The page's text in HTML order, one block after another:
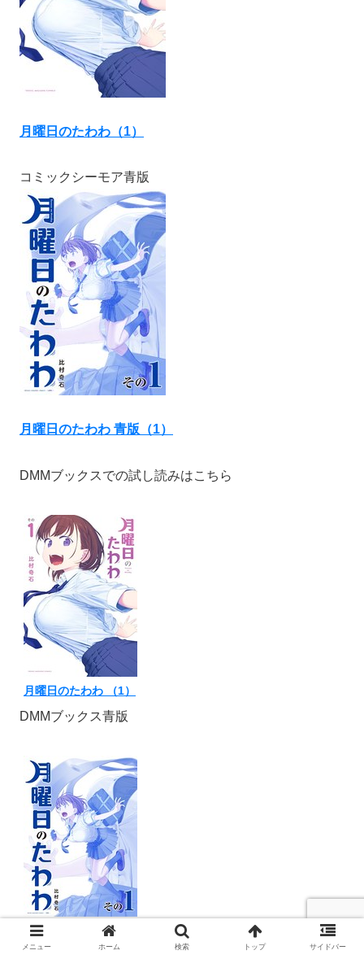
月曜日のたわわ（1）
コミックシーモア青版
月曜日のたわわ 青版（1）
DMMブックスでの試し読みはこちら
月曜日のたわわ （1）
DMMブックス青版
月曜日のたわわ 青版 （1）
メニュー ホーム 検索 トップ サイドバー